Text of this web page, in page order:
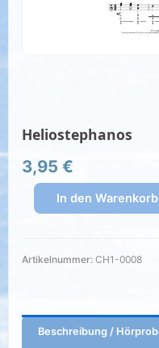
Heliostephanos
3,95 €
In den Warenkorb
Artikelnummer: CH1-0008